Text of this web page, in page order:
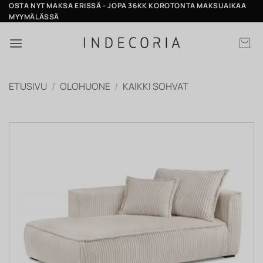
Skip
to
OSTA NYT MAKSA ERISSÄ - JOPA 36KK KOROTONTA MAKSUAIKAA
MYYMÄLÄSSÄ
ETUSIVU / OLOHUONE / KAIKKI SOHVAT